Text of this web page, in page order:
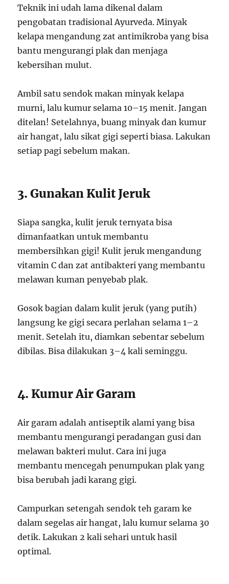
Teknik ini udah lama dikenal dalam
pengobatan tradisional Ayurveda. Minyak
kelapa mengandung zat antimikroba yang bisa
bantu mengurangi plak dan menjaga
kebersihan mulut.
Ambil satu sendok makan minyak kelapa
murni, lalu kumur selama 10–15 menit. Jangan
ditelan! Setelahnya, buang minyak dan kumur
air hangat, lalu sikat gigi seperti biasa. Lakukan
setiap pagi sebelum makan.
3. Gunakan Kulit Jeruk
Siapa sangka, kulit jeruk ternyata bisa
dimanfaatkan untuk membantu
membersihkan gigi! Kulit jeruk mengandung
vitamin C dan zat antibakteri yang membantu
melawan kuman penyebab plak.
Gosok bagian dalam kulit jeruk (yang putih)
langsung ke gigi secara perlahan selama 1–2
menit. Setelah itu, diamkan sebentar sebelum
dibilas. Bisa dilakukan 3–4 kali seminggu.
4. Kumur Air Garam
Air garam adalah antiseptik alami yang bisa
membantu mengurangi peradangan gusi dan
melawan bakteri mulut. Cara ini juga
membantu mencegah penumpukan plak yang
bisa berubah jadi karang gigi.
Campurkan setengah sendok teh garam ke
dalam segelas air hangat, lalu kumur selama 30
detik. Lakukan 2 kali sehari untuk hasil
optimal.